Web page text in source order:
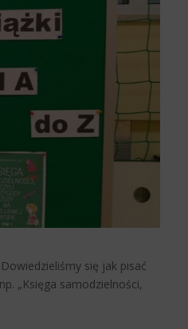
się jak pisać
„Księga samodzielności,